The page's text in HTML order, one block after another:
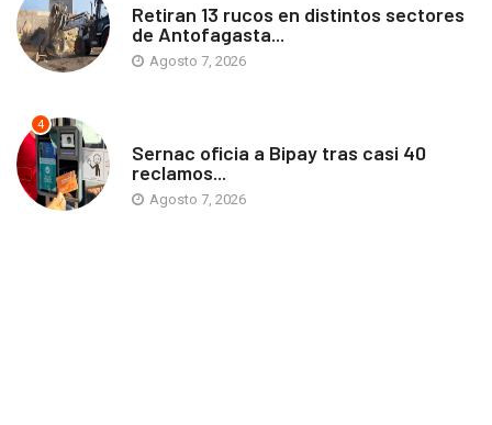
Retiran 13 rucos en distintos sectores
de Antofagasta...
Agosto 7, 2026
4
Sernac oficia a Bipay tras casi 40
reclamos...
Agosto 7, 2026